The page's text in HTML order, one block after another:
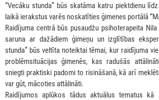
“Vecāku stunda” būs skatāma katru piektdienu
laikā ierakstus varēs noskatīties ģimenes portālā
Raidījuma centrā būs pusaudžu psihoterapeita
saruna ar dažādiem ģimeņu un izglītības
stunda” būs veltīta noteiktai tēmai, kur raidījuma
problēmsituācijas ģimenēs, kas radušās
sniegti praktiski padomi to risināšanā, kā arī
var gūt, mācoties attālināti.
Raidījumos aplūkos tādus aktuālus tematus kā